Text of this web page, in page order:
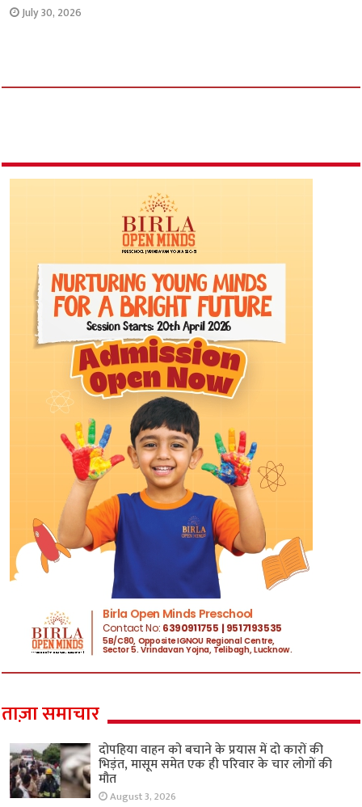
July 30, 2026
ताज़ा समाचार
दोपहिया वाहन को बचाने के प्रयास में दो कारों की
भिड़ंत, मासूम समेत एक ही परिवार के चार लोगों की
मौत
August 3, 2026